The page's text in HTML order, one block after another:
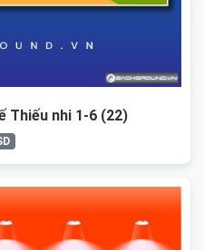
Thiếu nhi 1-6 (22)